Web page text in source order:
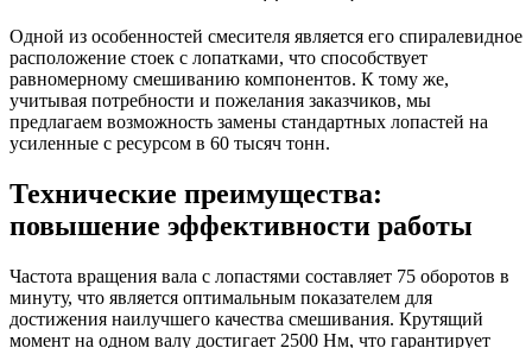
Одной из особенностей смесителя является его спиралевидное
расположение стоек с лопатками, что способствует
равномерному смешиванию компонентов. К тому же,
учитывая потребности и пожелания заказчиков, мы
предлагаем возможность замены стандартных лопастей на
усиленные с ресурсом в 60 тысяч тонн.
Технические преимущества:
повышение эффективности работы
Частота вращения вала с лопастями составляет 75 оборотов в
минуту, что является оптимальным показателем для
достижения наилучшего качества смешивания. Крутящий
момент на одном валу достигает 2500 Нм, что гарантирует